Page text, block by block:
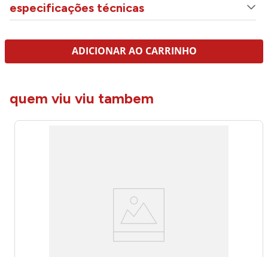
especificações técnicas
ADICIONAR AO CARRINHO
quem viu viu tambem